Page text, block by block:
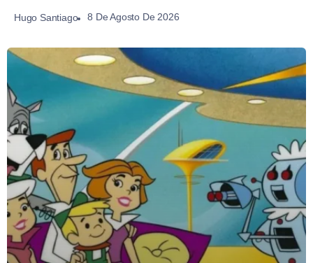
Hugo Santiago 8 De Agosto De 2026